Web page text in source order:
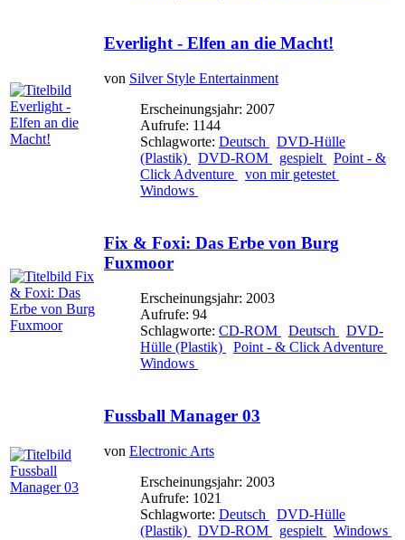
Everlight - Elfen an die Macht!
von Silver Style Entertainment
Erscheinungsjahr: 2007
Aufrufe: 1144
Schlagworte: Deutsch
DVD-Hülle
(Plastik)
DVD-ROM gespielt
Point - &
Click Adventure
von mir getestet
Windows
Fix & Foxi: Das Erbe von Burg
Fuxmoor
Erscheinungsjahr: 2003
Aufrufe: 94
Schlagworte: CD-ROM Deutsch
DVD-
Hülle (Plastik)
Point - & Click Adventure
Windows
Fussball Manager 03
von Electronic Arts
Erscheinungsjahr: 2003
Aufrufe: 1021
Schlagworte: Deutsch
DVD-Hülle
(Plastik)
DVD-ROM gespielt Windows